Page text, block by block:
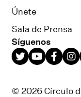
Únete
Sala de Prensa
Síguenos
© 2026 Círculo